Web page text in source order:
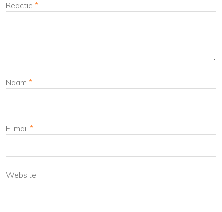
Reactie *
Naam *
E-mail *
Website